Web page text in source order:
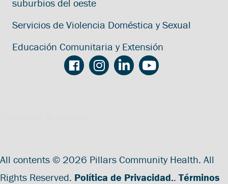
suburbios del oeste
Servicios de Violencia Doméstica y Sexual
Educación Comunitaria y Extensión
All contents © 2026 Pillars Community Health. All
Rights Reserved. Política de Privacidad.. Términos